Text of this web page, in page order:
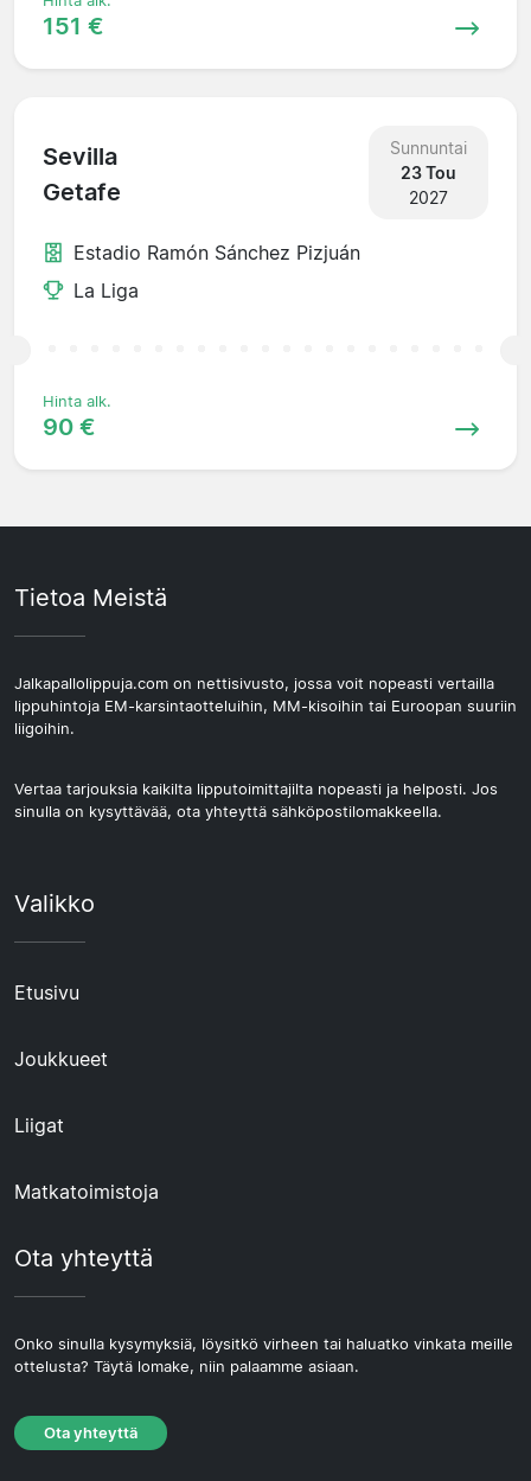
151 €
Sevilla
Getafe
Sunnuntai
23 Tou
2027
Estadio Ramón Sánchez Pizjuán
La Liga
Hinta alk.
90 €
Tietoa Meistä
Jalkapallolippuja.com on nettisivusto, jossa voit nopeasti vertailla
lippuhintoja EM-karsintaotteluihin, MM-kisoihin tai Euroopan suuriin
liigoihin.
Vertaa tarjouksia kaikilta lipputoimittajilta nopeasti ja helposti. Jos
sinulla on kysyttävää, ota yhteyttä sähköpostilomakkeella.
Valikko
Etusivu
Joukkueet
Liigat
Matkatoimistoja
Ota yhteyttä
Onko sinulla kysymyksiä, löysitkö virheen tai haluatko vinkata meille
ottelusta? Täytä lomake, niin palaamme asiaan.
Ota yhteyttä